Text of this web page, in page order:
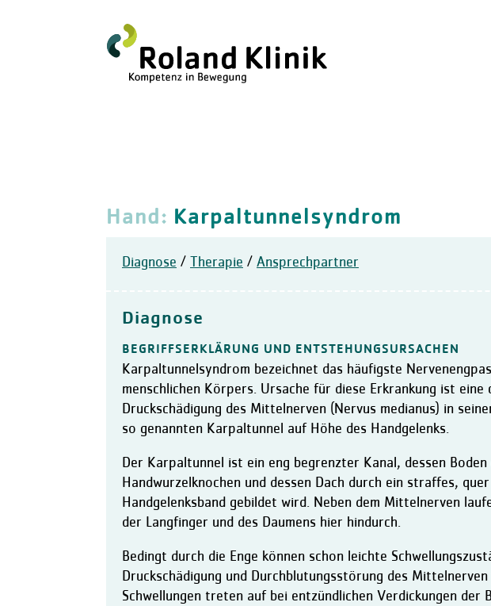
Hand: Karpaltunnelsyndrom
Diagnose / Therapie / Ansprechpartner
Diagnose
BEGRIFFSERKLÄRUNG UND ENTSTEHUNGSURSACHEN
Karpaltunnelsyndrom bezeichnet das häufigste
menschlichen Körpers. Ursache für diese Erkrankung ist eine
Druckschädigung des Mittelnerven (Nervus medianus) in
so genannten Karpaltunnel auf Höhe des Handgelenks.
Der Karpaltunnel ist ein eng begrenzter Kanal, dessen Boden
Handwurzelknochen und dessen Dach durch ein straffes,
Handgelenksband gebildet wird. Neben dem Mittelnerven
der Langfinger und des Daumens hier hindurch.
Bedingt durch die Enge können schon leichte
Druckschädigung und Durchblutungsstörung des Mittelnerven
Schwellungen treten auf bei entzündlichen Verdickungen der